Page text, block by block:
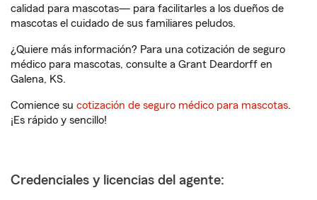
calidad para mascotas— para facilitarles a los dueños de
mascotas el cuidado de sus familiares peludos.
¿Quiere más información? Para una cotización de seguro
médico para mascotas, consulte a Grant Deardorff en
Galena, KS.
Comience su cotización de seguro médico para mascotas.
¡Es rápido y sencillo!
Credenciales y licencias del agente: